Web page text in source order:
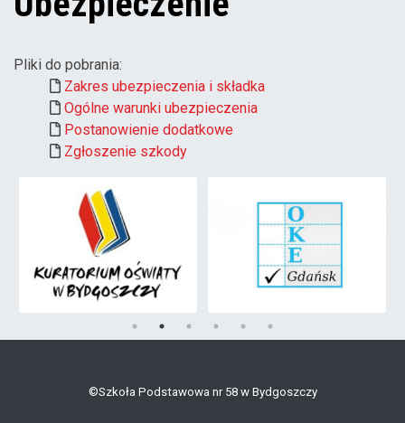
Pliki do pobrania:
Zakres ubezpieczenia i składka
Ogólne warunki ubezpieczenia
Postanowienie dodatkowe
Zgłoszenie szkody
©Szkoła Podstawowa nr 58 w Bydgoszczy